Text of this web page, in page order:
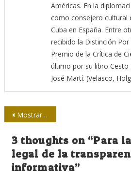
Américas. En la
como consejero cultural
Cuba en España. Entre
recibido la Distinción
Premio de la Crítica de
último por su libro Cesto
José Martí. (Velasco,
Navegación
de
entradas
Mostrar caminos en el periodismo especializado
3 thoughts on “Para
legal de la
informativa”